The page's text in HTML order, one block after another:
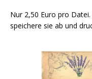
Nur 2,50 Euro pro
speichere sie ab und